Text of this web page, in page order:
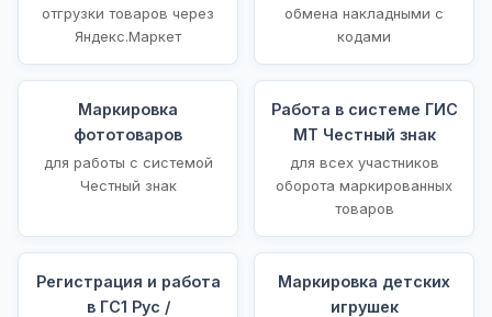
отгрузки товаров через
Яндекс.Маркет
обмена накладными с
кодами
Маркировка
фототоваров
для работы с системой
Честный знак
Работа в системе ГИС
МТ Честный знак
для всех участников
оборота маркированных
товаров
Регистрация и работа
в ГС1 Рус /
Маркировка детских
игрушек